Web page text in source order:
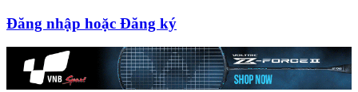
Đăng nhập hoặc Đăng ký